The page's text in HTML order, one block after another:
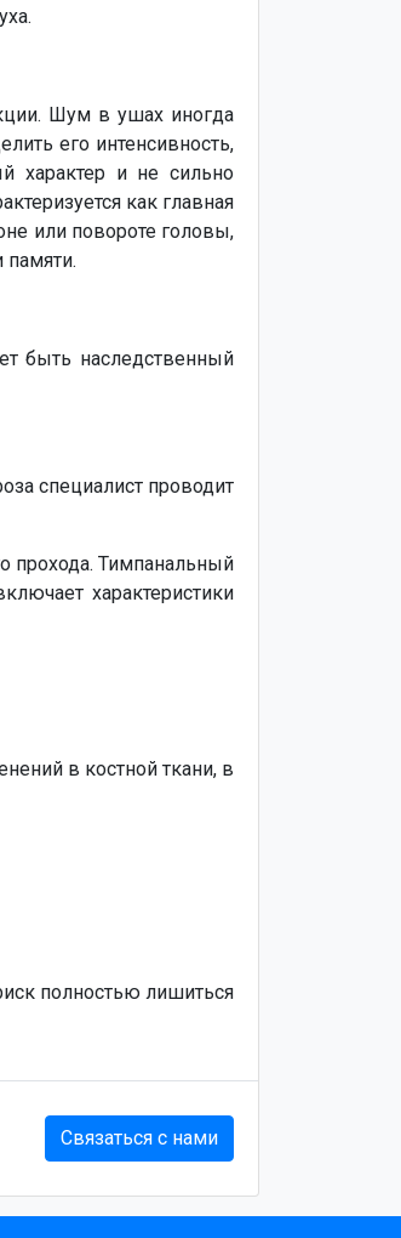
Шум в ушах иногда
его интенсивность,
характер и не сильно
как главная
или повороте головы,
памяти.
быть наследственный
специалист проводит
прохода. Тимпанальный
характеристики
в костной ткани, в
полностью лишиться
Связаться с нами